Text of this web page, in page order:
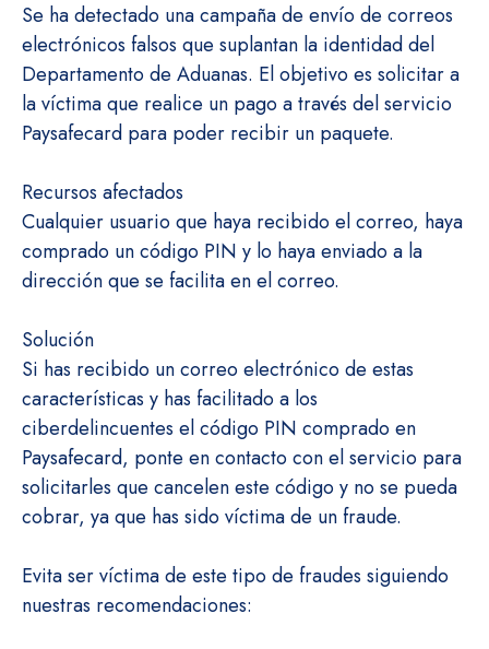
Se ha detectado una campaña de envío de correos
electrónicos falsos que suplantan la identidad del
Departamento de Aduanas. El objetivo es solicitar a
la víctima que realice un pago a través del servicio
Paysafecard para poder recibir un paquete.
Recursos afectados
Cualquier usuario que haya recibido el correo, haya
comprado un código PIN y lo haya enviado a la
dirección que se facilita en el correo.
Solución
Si has recibido un correo electrónico de estas
características y has facilitado a los
ciberdelincuentes el código PIN comprado en
Paysafecard, ponte en contacto con el servicio para
solicitarles que cancelen este código y no se pueda
cobrar, ya que has sido víctima de un fraude.
Evita ser víctima de este tipo de fraudes siguiendo
nuestras recomendaciones: